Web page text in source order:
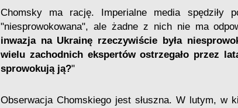
Chomsky ma rację. Imperialne media spędziły
"niesprowokowana", ale żadne z nich nie ma
inwazja na Ukrainę rzeczywiście była
wielu zachodnich ekspertów ostrzegało przez
sprowokują ją?"
Obserwacja Chomskiego jest słuszna. W lutym, w